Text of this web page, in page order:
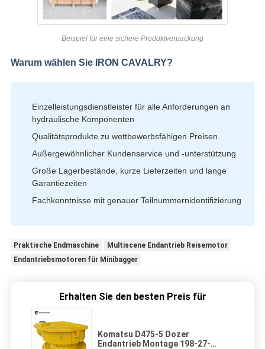
Beispiel für eine sichere Produktverpackung
Warum wählen Sie IRON CAVALRY?
Einzelleistungsdienstleister für alle Anforderungen an
hydraulische Komponenten
Qualitätsprodukte zu wettbewerbsfähigen Preisen
Außergewöhnlicher Kundenservice und -unterstützung
Große Lagerbestände, kurze Lieferzeiten und lange
Garantiezeiten
Fachkenntnisse mit genauer Teilnummernidentifizierung
Praktische Endmaschine
Multiscene Endantrieb Reisemotor
Endantriebsmotoren für Minibagger
Erhalten Sie den besten Preis für
Komatsu D475-5 Dozer
Endantrieb Montage 198-27-